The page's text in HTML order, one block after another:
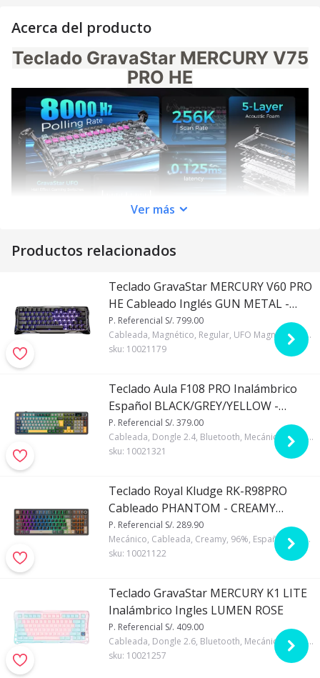
Acerca del producto
Teclado GravaStar MERCURY V75
PRO HE
ESPECIFICACIONES TÉCNICAS – GravaStar Mercury V75
Formato: 75%
Polling rate: 8000 Hz (ultra rápido)
Rapid Trigger: 0.05 mm (ultra sensible)
Punto de actuación ajustable: 0,1 mm - 3,5 mm
Estructura Gasket: Gasket Mount (mayor suavidad y menor
Conectividad: Cable (USB-C)
Idioma: Inglés
Hot-Swap: Si (Switch intercambiable)
Switch: UFO Magnético
Ver más
Productos relacionados
Teclado GravaStar MERCURY V60 PRO
HE Cableado Inglés GUN METAL -
HALL EFFECT SWITCH
P. Referencial S/. 799.00
Cableada, Magnético, Regular, UFO Magnético, 60%, Inglés, GravaStar, RGB, Negro, Si, 8000 Hz
sku: 10021179
Teclado Aula F108 PRO Inalámbrico
Español BLACK/GREY/YELLOW -
REAPER SWITCH
P. Referencial S/. 379.00
Cableada, Dongle 2.4, Bluetooth, Mecánico, Regular, Gasket, Nimbus, 100%, Español, Aula, RGB, Gris y Negro, Si, 8000mAh, 1000 Hz, Si
sku: 10021321
Teclado Royal Kludge RK-R98PRO
Cableado PHANTOM - CREAMY
SWITCH
P. Referencial S/. 289.90
Mecánico, Cableada, Creamy, 96%, Español, Royal Kludge, RGB, Regular, Marrón, Gasket, Si
sku: 10021122
Teclado GravaStar MERCURY K1 LITE
Inalámbrico Ingles LUMEN ROSE
P. Referencial S/. 409.00
Cableada, Dongle 2.6, Bluetooth, Mecánico, Regular, BSUN Linear, 75%, Inglés, GravaStar, RGB, Rosado y Celeste, No, Gasket, 4000mA
sku: 10021257